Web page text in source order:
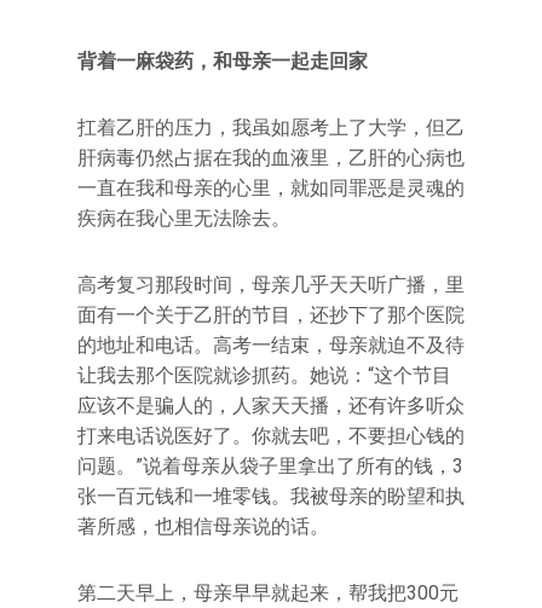
背着一麻袋药，和母亲一起走回家
扛着乙肝的压力，我虽如愿考上了大学，但乙
肝病毒仍然占据在我的血液里，乙肝的心病也
一直在我和母亲的心里，就如同罪恶是灵魂的
疾病在我心里无法除去。
高考复习那段时间，母亲几乎天天听广播，里
面有一个关于乙肝的节目，还抄下了那个医院
的地址和电话。高考一结束，母亲就迫不及待
让我去那个医院就诊抓药。她说：“这个节目
应该不是骗人的，人家天天播，还有许多听众
打来电话说医好了。你就去吧，不要担心钱的
问题。”说着母亲从袋子里拿出了所有的钱，3
张一百元钱和一堆零钱。我被母亲的盼望和执
著所感，也相信母亲说的话。
第二天早上，母亲早早就起来，帮我把300元